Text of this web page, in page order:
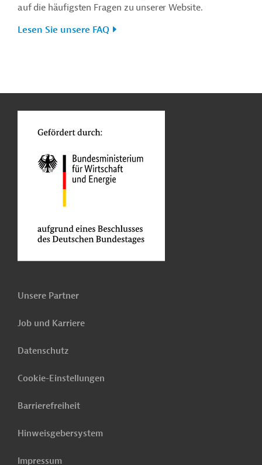
auf die häufigsten Fragen zu unserer Website.
Lesen Sie unsere FAQ
Unsere Partner
Job und Karriere
Datenschutz
Cookie-Einstellungen
Barrierefreiheit
Hinweisgebersystem
Impressum